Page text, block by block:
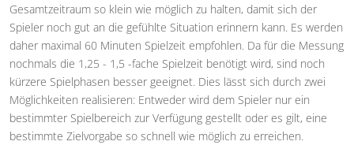
Gesamtzeitraum so klein wie möglich zu halten, damit sich der
Spieler noch gut an die gefühlte Situation erinnern kann. Es werden
daher maximal 60 Minuten Spielzeit empfohlen. Da für die Messung
nochmals die 1,25 - 1,5 -fache Spielzeit benötigt wird, sind noch
kürzere Spielphasen besser geeignet. Dies lässt sich durch zwei
Möglichkeiten realisieren: Entweder wird dem Spieler nur ein
bestimmter Spielbereich zur Verfügung gestellt oder es gilt, eine
bestimmte Zielvorgabe so schnell wie möglich zu erreichen.